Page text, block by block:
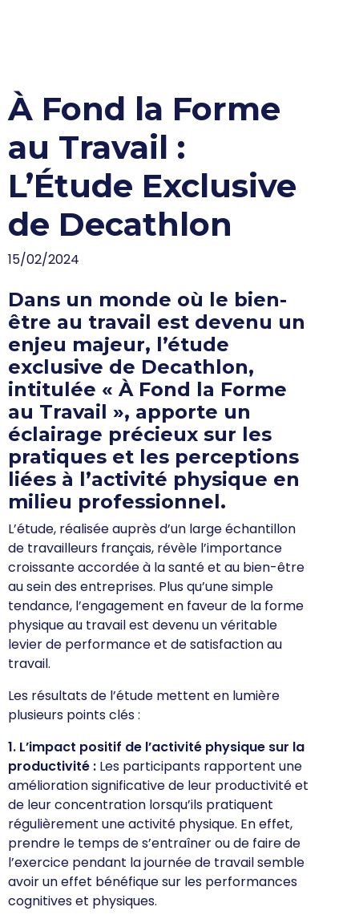
À Fond la Forme
au Travail :
L’Étude Exclusive
de Decathlon
15/02/2024
Dans un monde où le bien-
être au travail est devenu un
enjeu majeur, l’étude
exclusive de Decathlon,
intitulée « À Fond la Forme
au Travail », apporte un
éclairage précieux sur les
pratiques et les perceptions
liées à l’activité physique en
milieu professionnel.
L’étude, réalisée auprès d’un large échantillon
de travailleurs français, révèle l’importance
croissante accordée à la santé et au bien-être
au sein des entreprises. Plus qu’une simple
tendance, l’engagement en faveur de la forme
physique au travail est devenu un véritable
levier de performance et de satisfaction au
travail.
Les résultats de l’étude mettent en lumière
plusieurs points clés :
1. L’impact positif de l’activité physique sur la
productivité : Les participants rapportent une
amélioration significative de leur productivité et
de leur concentration lorsqu’ils pratiquent
régulièrement une activité physique. En effet,
prendre le temps de s’entraîner ou de faire de
l’exercice pendant la journée de travail semble
avoir un effet bénéfique sur les performances
cognitives et physiques.